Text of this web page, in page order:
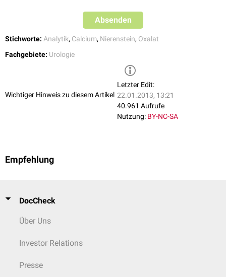
Absenden
Stichworte: Analytik, Calcium, Nierenstein, Oxalat
Fachgebiete: Urologie
Wichtiger Hinweis zu diesem Artikel
Letzter Edit:
22.01.2013, 13:21
40.961 Aufrufe
Nutzung: BY-NC-SA
Empfehlung
DocCheck
Über Uns
Investor Relations
Presse